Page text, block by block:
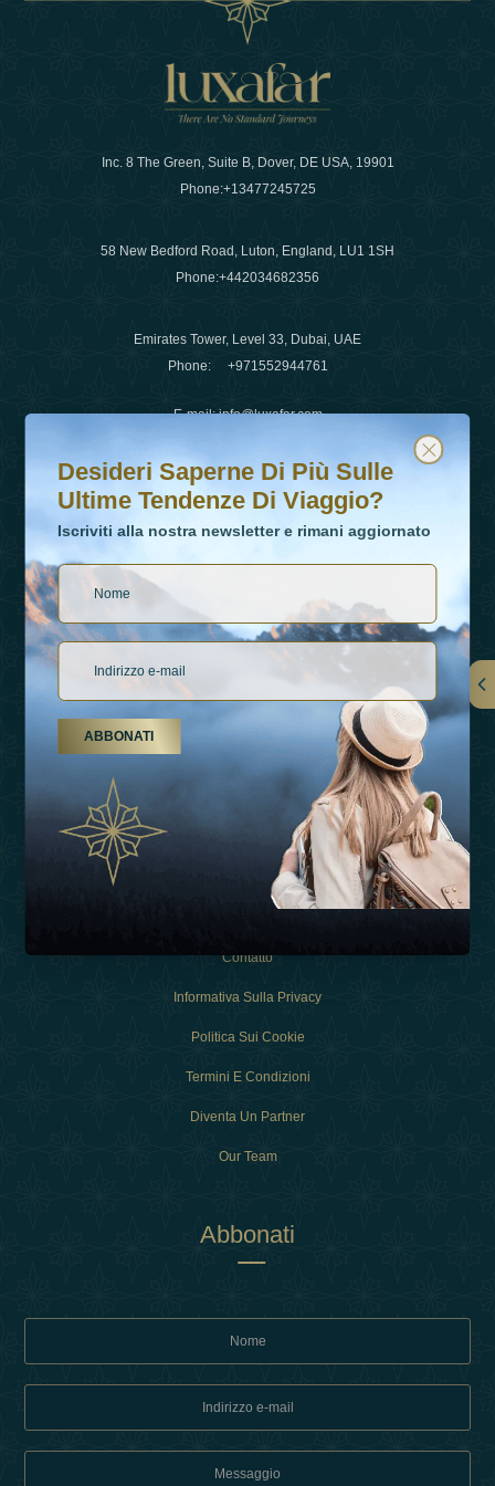
Inc. 8 The Green, Suite B, Dover, DE USA, 19901
Phone:+13477245725
58 New Bedford Road, Luton, England, LU1 1SH
Phone:+442034682356
Emirates Tower, Level 33, Dubai, UAE
Phone: +971552944761
E-mail:info@luxafar.com
WhatsApp No
+442034682356
Collegamenti
Esperienza
Contatto
Informativa Sulla Privacy
Politica Sui Cookie
Termini E Condizioni
Diventa Un Partner
Our Team
Abbonati
Desideri saperne di più sulle ultime tendenze di viaggio?
Iscriviti alla nostra newsletter e rimani aggiornato
Desideri Saperne Di Più Sulle
Ultime Tendenze Di Viaggio?
Iscriviti alla nostra newsletter e rimani aggiornato
ABBONATI